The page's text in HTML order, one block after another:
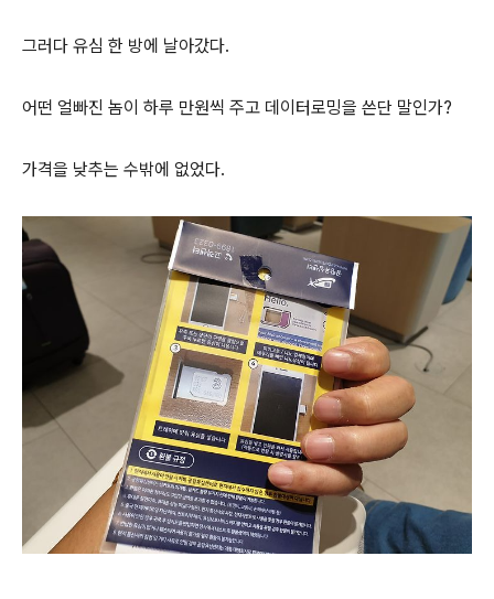
그러다 유심 한 방에 날아갔다.
어떤 얼빠진 놈이 하루 만원씩 주고 데이터로밍을 쓴단 말인가?
가격을 낮추는 수밖에 없었다.